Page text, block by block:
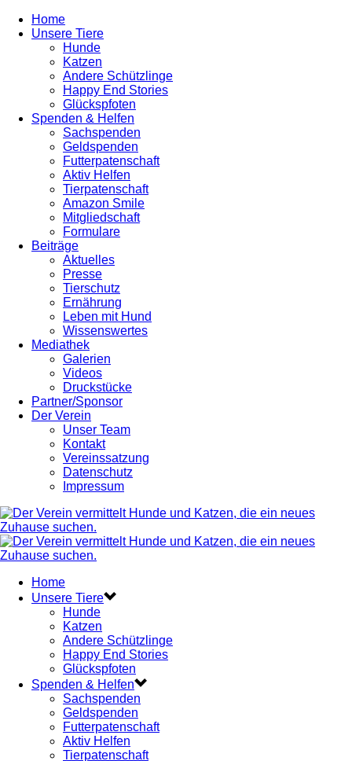
Home
Unsere Tiere
Hunde
Katzen
Andere Schützlinge
Happy End Stories
Glückspfoten
Spenden & Helfen
Sachspenden
Geldspenden
Futterpatenschaft
Aktiv Helfen
Tierpatenschaft
Amazon Smile
Mitgliedschaft
Formulare
Beiträge
Aktuelles
Presse
Tierschutz
Ernährung
Leben mit Hund
Wissenswertes
Mediathek
Galerien
Videos
Druckstücke
Partner/Sponsor
Der Verein
Unser Team
Kontakt
Vereinssatzung
Datenschutz
Impressum
Home
Unsere Tiere
Hunde
Katzen
Andere Schützlinge
Happy End Stories
Glückspfoten
Spenden & Helfen
Sachspenden
Geldspenden
Futterpatenschaft
Aktiv Helfen
Tierpatenschaft